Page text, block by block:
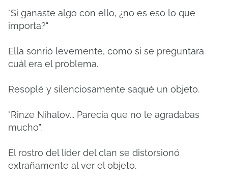
"Si ganaste algo con ello, ¿no es eso lo que
importa?"
Ella sonrió levemente, como si se preguntara
cuál era el problema.
Resoplé y silenciosamente saqué un objeto.
"Rinze Nihalov... Parecía que no le agradabas
mucho".
El rostro del líder del clan se distorsionó
extrañamente al ver el objeto.